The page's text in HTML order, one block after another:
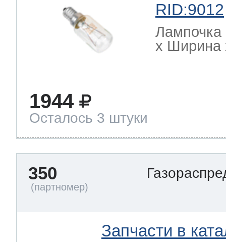
RID:9012
Лампочка
х Ширина
1944
Осталось 3 штуки
350
Запчасти в